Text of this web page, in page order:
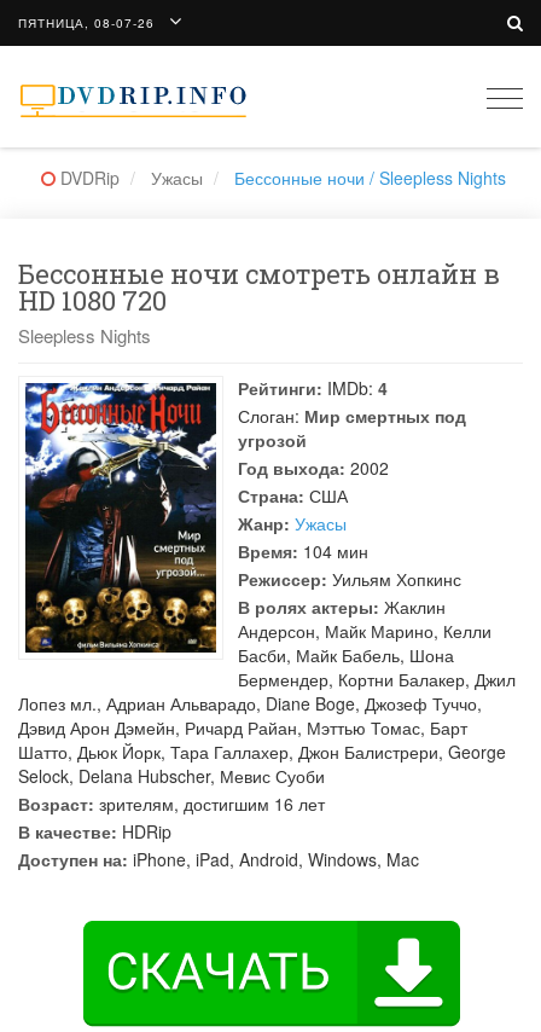
ПЯТНИЦА, 08-07-26
DVDRip Ужасы Бессонные ночи / Sleepless Nights
Бессонные ночи смотреть онлайн в
HD 1080 720
Sleepless Nights
Рейтинги: IMDb: 4
Слоган: Мир смертных под
угрозой
Год выхода: 2002
Страна: США
Жанр: Ужасы
Время: 104 мин
Режиссер: Уильям Хопкинс
В ролях актеры: Жаклин
Андерсон, Майк Марино, Келли
Басби, Майк Бабель, Шона
Бермендер, Кортни Балакер, Джил
Лопез мл., Адриан Альварадо, Diane Boge, Джозеф Туччо,
Дэвид Арон Дэмейн, Ричард Райан, Мэттью Томас, Барт
Шатто, Дьюк Йорк, Тара Галлахер, Джон Балистрери, George
Selock, Delana Hubscher, Мевис Суоби
Возраст: зрителям, достигшим 16 лет
В качестве: HDRip
Доступен на: iPhone, iPad, Android, Windows, Mac